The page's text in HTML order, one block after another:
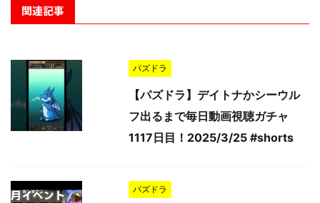
関連記事
パズドラ
【パズドラ】デイトナかシーウル
フ出るまで毎日動画視聴ガチャ
1117日目！2025/3/25 #shorts
パズドラ